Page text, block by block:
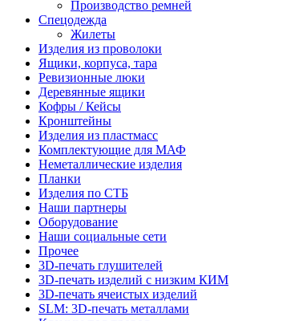
Производство ремней
Спецодежда
Жилеты
Изделия из проволоки
Ящики, корпуса, тара
Ревизионные люки
Деревянные ящики
Кофры / Кейсы
Кронштейны
Изделия из пластмасс
Комплектующие для МАФ
Неметаллические изделия
Планки
Изделия по СТБ
Наши партнеры
Оборудование
Наши социальные сети
Прочее
3D-печать глушителей
3D-печать изделий с низким КИМ
3D-печать ячеистых изделий
SLM: 3D-печать металлами